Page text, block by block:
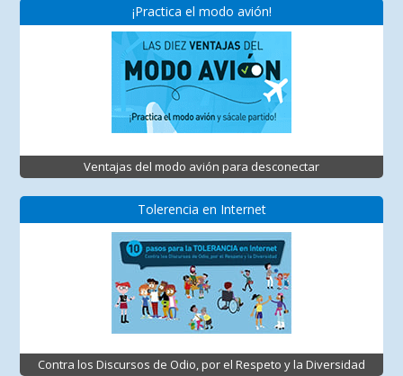
¡Practica el modo avión!
Ventajas del modo avión para desconectar
Tolerencia en Internet
Contra los Discursos de Odio, por el Respeto y la Diversidad